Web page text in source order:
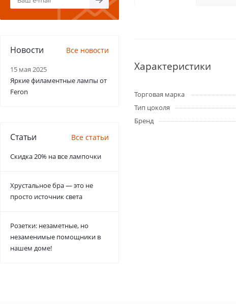
Характеристики
Торговая марка
Тип цоколя
Бренд
Новости Все новости
15 мая 2025
Яркие филаментные лампы от
Feron
Статьи Все статьи
Скидка 20% на все лампочки
Хрустальное бра — это не
просто источник света
Розетки: незаметные, но
незаменимые помощники в
нашем доме!